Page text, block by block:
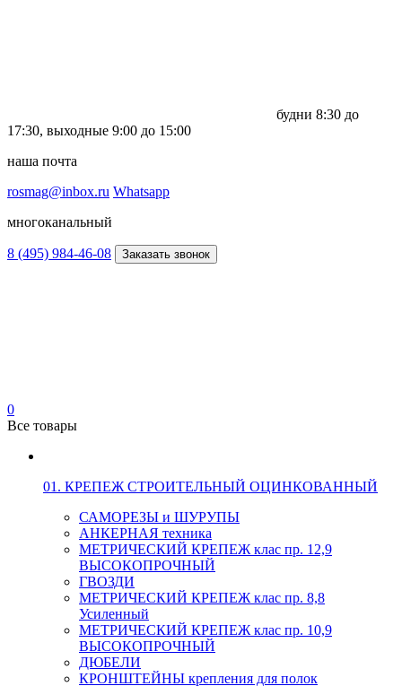
будни 8:30 до
17:30, выходные 9:00 до 15:00
наша почта
rosmag@inbox.ru Whatsapp
многоканальный
8 (495) 984-46-08 Заказать звонок
0
Все товары
01. КРЕПЕЖ СТРОИТЕЛЬНЫЙ ОЦИНКОВАННЫЙ
САМОРЕЗЫ и ШУРУПЫ
АНКЕРНАЯ техника
МЕТРИЧЕСКИЙ КРЕПЕЖ клас пр. 12,9
ВЫСОКОПРОЧНЫЙ
ГВОЗДИ
МЕТРИЧЕСКИЙ КРЕПЕЖ клас пр. 8,8
Усиленный
МЕТРИЧЕСКИЙ КРЕПЕЖ клас пр. 10,9
ВЫСОКОПРОЧНЫЙ
ДЮБЕЛИ
КРОНШТЕЙНЫ крепления для полок